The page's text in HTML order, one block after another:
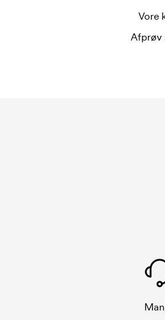
Vore
Afprøv